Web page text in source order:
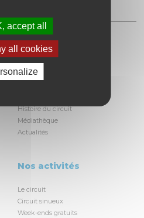
Le circuit
Informations pratiques
Histoire du circuit
Médiathèque
Actualités
Nos activités
Le circuit
Circuit sinueux
Week-ends gratuits
accept all
all cookies